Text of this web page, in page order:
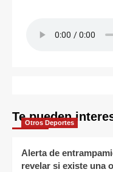
Te pueden
Otros Deportes
Alerta de
revelar si existe una